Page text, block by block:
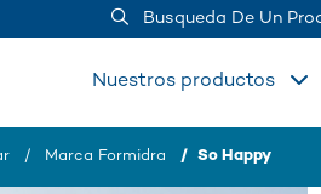
Busqueda De Un
Nuestros productos
Marca Formidra So Happy